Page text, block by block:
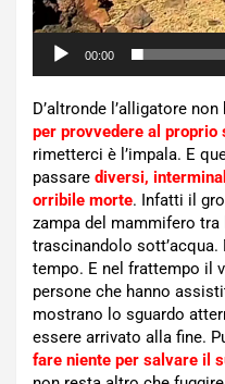
00:00
D’altronde l’alligatore
per provvedere al proprio
rimetterci è l’impala. E
passare diversi,
orribile morte. Infatti il
zampa del mammifero
trascinandolo sott’acqua.
tempo. E nel frattempo il
persone che hanno
mostrano lo sguardo
essere arrivato alla fine.
fare niente per salvare il